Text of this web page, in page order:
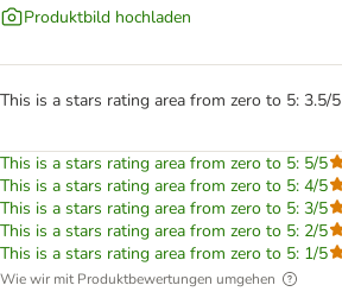
Produktbild hochladen
This is a stars rating area from zero to 5: 3.5/5
This is a stars rating area from zero to 5: 5/5
This is a stars rating area from zero to 5: 4/5
This is a stars rating area from zero to 5: 3/5
This is a stars rating area from zero to 5: 2/5
This is a stars rating area from zero to 5: 1/5
Wie wir mit Produktbewertungen umgehen